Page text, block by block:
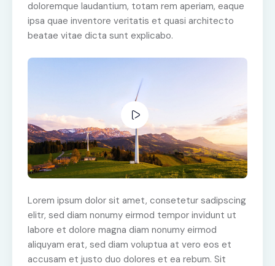
doloremque laudantium, totam rem aperiam, eaque
ipsa quae inventore veritatis et quasi architecto
beatae vitae dicta sunt explicabo.
Lorem ipsum dolor sit amet, consetetur sadipscing
elitr, sed diam nonumy eirmod tempor invidunt ut
labore et dolore magna diam nonumy eirmod
aliquyam erat, sed diam voluptua at vero eos et
accusam et justo duo dolores et ea rebum. Sit